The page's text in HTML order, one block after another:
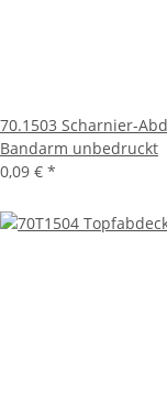
70.1503 Scharnier-
Bandarm unbedruckt
0,09 € *